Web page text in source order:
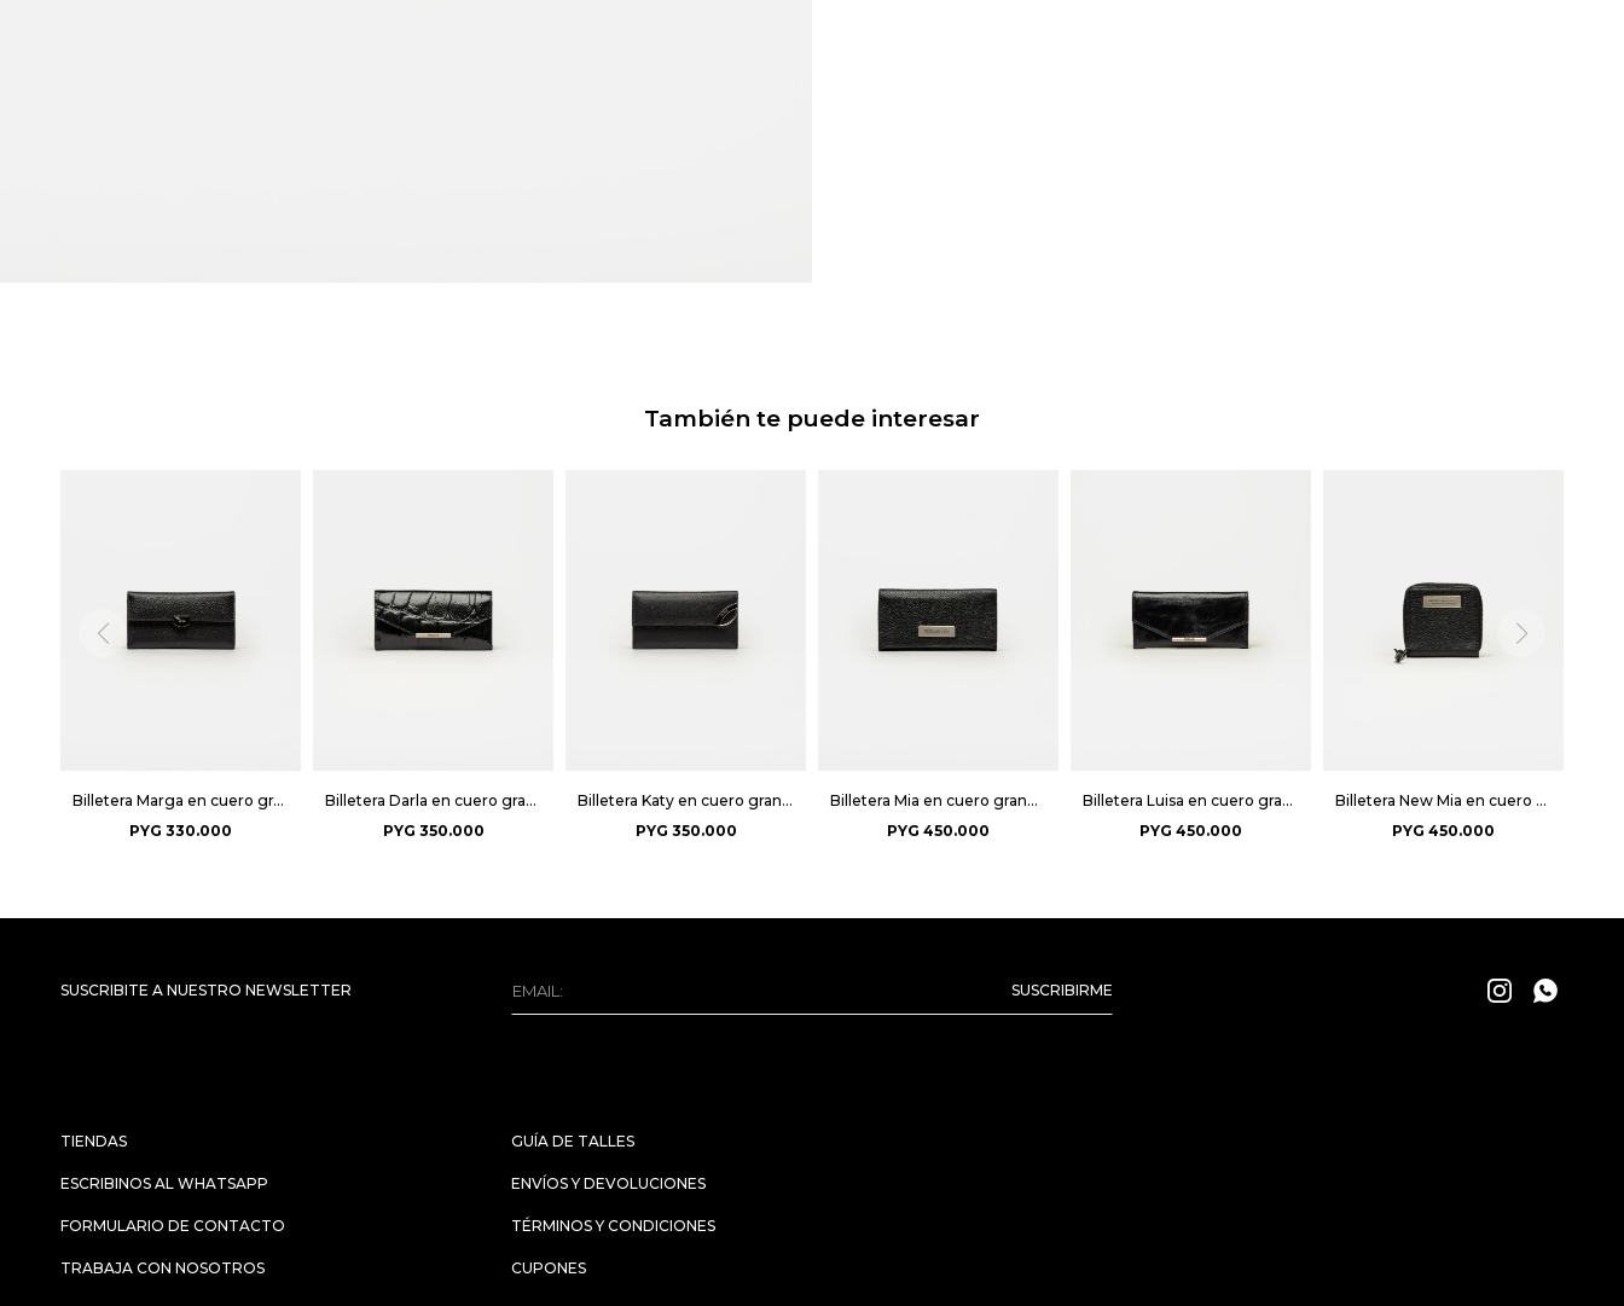
También te puede interesar
Billetera Marga en cuero graneado - Negro
PYG 330.000
Billetera Darla en cuero grabado big croco - Negro
PYG 350.000
Billetera Katy en cuero graneado - Negro
PYG 350.000
Billetera Mia en cuero graneado - Negro
PYG 450.000
Billetera Luisa en cuero graneado - Negro
PYG 450.000
Billetera New Mia en cuero graneado - Negro
PYG 450.000
TIENDAS
ESCRIBINOS AL WHATSAPP
FORMULARIO DE CONTACTO
TRABAJA CON NOSOTROS
GUÍA DE TALLES
ENVÍOS Y DEVOLUCIONES
TÉRMINOS Y CONDICIONES
CUPONES
SUSCRIBITE A NUESTRO NEWSLETTER SUSCRIBIRME  